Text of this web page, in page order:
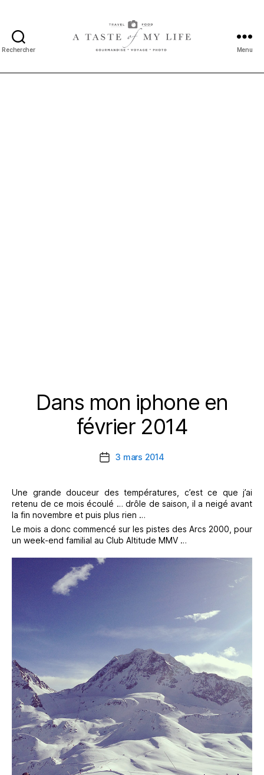
Rechercher
taste
Menu
Catégories
Dans mon iphone en
février 2014
Date3 mars 2014
Une grande douceur des températures, c’est ce que j’ai
retenu de ce mois écoulé … drôle de saison, il a neigé avant
la fin novembre et puis plus rien …
Le mois a donc commencé sur les pistes des Arcs 2000, pour
un week-end familial au Club Altitude MMV …